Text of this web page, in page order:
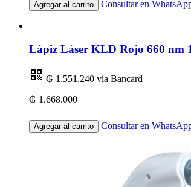
Agregar al carrito Consultar en
Lápiz Láser KLD Rojo 660 nm
₲ 1.551.240 vía Bancard
₲ 1.668.000
Agregar al carrito Consultar en